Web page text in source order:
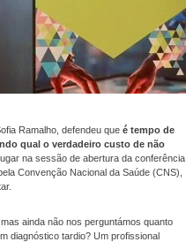
Ramalho, defendeu que é tempo de
qual o verdadeiro custo de não
na sessão de abertura da conferência
Convenção Nacional da Saúde (CNS),
ainda não nos perguntámos quanto
diagnóstico tardio? Um profissional